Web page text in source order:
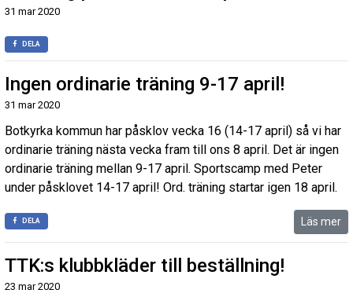
31 mar 2020
DELA
Ingen ordinarie träning 9-17 april!
31 mar 2020
Botkyrka kommun har påsklov vecka 16 (14-17 april) så vi har
ordinarie träning nästa vecka fram till ons 8 april. Det är ingen
ordinarie träning mellan 9-17 april. Sportscamp med Peter
under påsklovet 14-17 april! Ord. träning startar igen 18 april.
DELA Läs mer
TTK:s klubbkläder till beställning!
23 mar 2020